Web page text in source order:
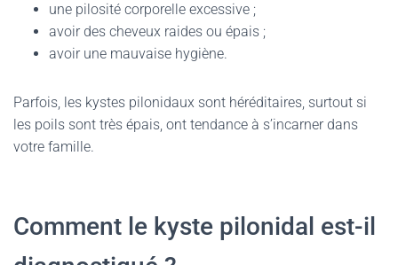
une pilosité corporelle excessive ;
avoir des cheveux raides ou épais ;
avoir une mauvaise hygiène.
Parfois, les kystes pilonidaux sont héréditaires, surtout si
les poils sont très épais, ont tendance à s’incarner dans
votre famille.
Comment le kyste pilonidal est-il